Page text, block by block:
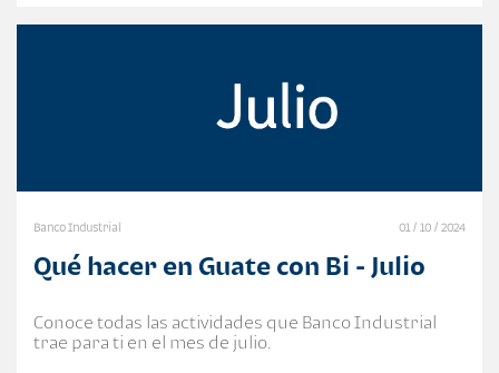
Banco Industrial 01 / 10 / 2024
Qué hacer en Guate con Bi - Julio
Conoce todas las actividades que Banco Industrial
trae para ti en el mes de julio.